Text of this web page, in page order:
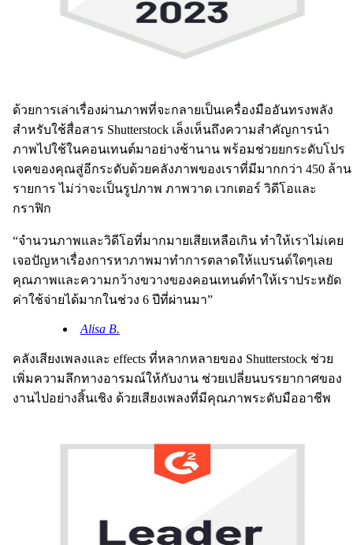
ด้วยการเล่าเรื่องผ่านภาพที่จะกลายเป็นเครื่องมืออันทรงพลัง
สำหรับใช้สื่อสาร Shutterstock เล็งเห็นถึงความสำคัญการนำ
ภาพไปใช้ในคอนเทนต์มาอย่างช้านาน พร้อมช่วยยกระดับโปร
เจคของคุณสู่อีกระดับด้วยคลังภาพของเราที่มีมากกว่า 450 ล้าน
รายการ ไม่ว่าจะเป็นรูปภาพ ภาพวาด เวกเตอร์ วิดีโอและ
กราฟิก
“จำนวนภาพและวิดีโอที่มากมายเสียเหลือเกิน ทำให้เราไม่เคย
เจอปัญหาเรื่องการหาภาพมาทำการตลาดให้แบรนด์ใดๆเลย
คุณภาพและความกว้างขวางของคอนเทนต์ทำให้เราประหยัด
ค่าใช้จ่ายได้มากในช่วง 6 ปีที่ผ่านมา”
Alisa B.
คลังเสียงเพลงและ effects ที่หลากหลายของ Shutterstock ช่วย
เพิ่มความลึกทางอารมณ์ให้กับงาน ช่วยเปลี่ยนบรรยากาศของ
งานไปอย่างสิ้นเชิง ด้วยเสียงเพลงที่มีคุณภาพระดับมืออาชีพ